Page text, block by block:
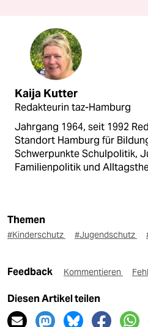
Kaija Kutter
Redakteurin taz-Hamburg
Jahrgang 1964, seit 1992
Standort Hamburg für
Schwerpunkte Schulpolitik,
Familienpolitik und
Themen
#Kinderschutz #Jugendschutz
Feedback Kommentieren
Diesen Artikel teilen